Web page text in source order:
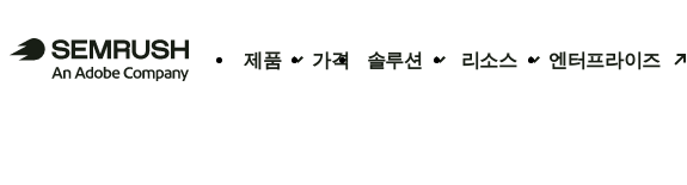
제품 가격 솔루션 리소스 엔터프라이즈